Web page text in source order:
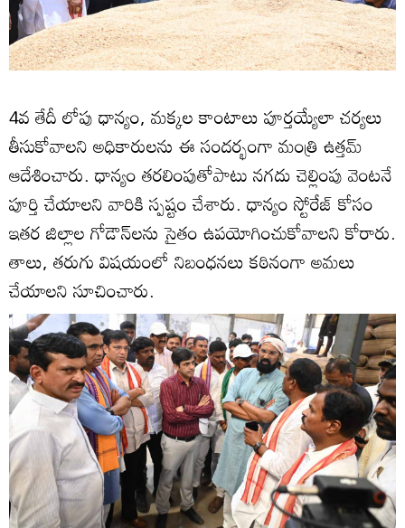
4వ తేదీ లోపు ధాన్యం, మక్కల కాంటాలు పూర్తయ్యేలా చర్యలు
తీసుకోవాలని అధికారులను ఈ సందర్భంగా మంత్రి ఉత్తమ్
ఆదేశించారు. ధాన్యం తరలింపుతోపాటు నగదు చెల్లింపు వెంటనే
పూర్తి చేయాలని వారికి స్పష్టం చేశారు. ధాన్యం స్టోరేజ్ కోసం
ఇతర జిల్లాల గోడౌన్‌లను సైతం ఉపయోగించుకోవాలని కోరారు.
తాలు, తరుగు విషయంలో నిబంధనలు కఠినంగా అమలు
చేయాలని సూచించారు.